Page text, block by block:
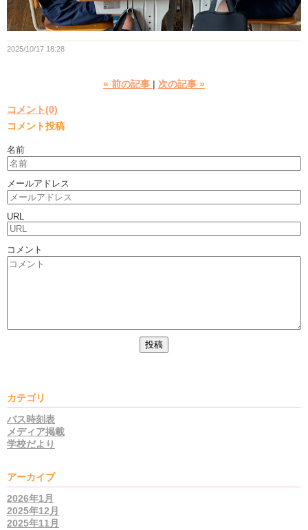
2025/10/17 18:28
« 前の記事 次の記事 »
コメント(0)
コメント投稿
名前
メールアドレス
URL
コメント
カテゴリ
バス時刻表
メディア掲載
学校だより
アーカイブ
2026年1月
2025年12月
2025年11月